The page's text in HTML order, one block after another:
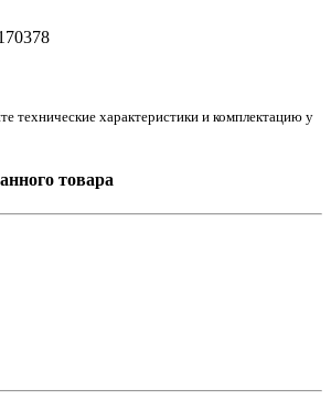
технические характеристики и комплектацию у
товара